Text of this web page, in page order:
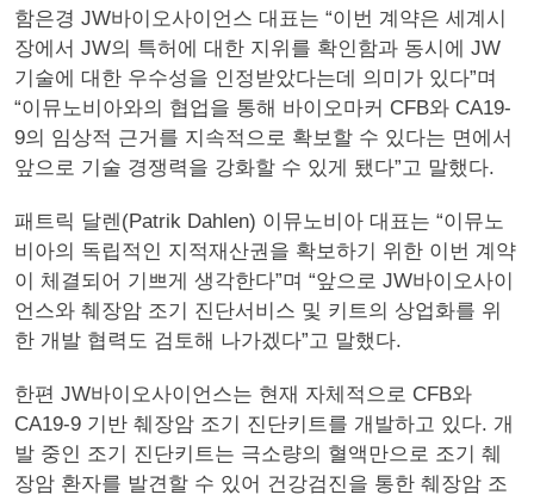
함은경 JW바이오사이언스 대표는 “이번 계약은 세계시
장에서 JW의 특허에 대한 지위를 확인함과 동시에 JW
기술에 대한 우수성을 인정받았다는데 의미가 있다”며
“이뮤노비아와의 협업을 통해 바이오마커 CFB와 CA19-
9의 임상적 근거를 지속적으로 확보할 수 있다는 면에서
앞으로 기술 경쟁력을 강화할 수 있게 됐다”고 말했다.
패트릭 달렌(Patrik Dahlen) 이뮤노비아 대표는 “이뮤노
비아의 독립적인 지적재산권을 확보하기 위한 이번 계약
이 체결되어 기쁘게 생각한다”며 “앞으로 JW바이오사이
언스와 췌장암 조기 진단서비스 및 키트의 상업화를 위
한 개발 협력도 검토해 나가겠다”고 말했다.
한편 JW바이오사이언스는 현재 자체적으로 CFB와
CA19-9 기반 췌장암 조기 진단키트를 개발하고 있다. 개
발 중인 조기 진단키트는 극소량의 혈액만으로 조기 췌
장암 환자를 발견할 수 있어 건강검진을 통한 췌장암 조